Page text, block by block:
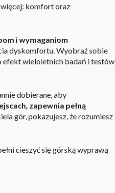
więcej: komfort oraz
i wymaganiom
dyskomfortu. Wyobraź sobie
efekt wieloletnich badań i testów
dobierane, aby
zapewnia pełną
gór, pokazujesz, że rozumiesz
cieszyć się górską wyprawą